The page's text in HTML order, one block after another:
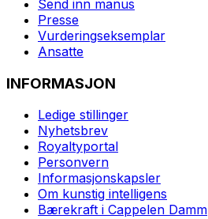
Send inn manus
Presse
Vurderingseksemplar
Ansatte
INFORMASJON
Ledige stillinger
Nyhetsbrev
Royaltyportal
Personvern
Informasjonskapsler
Om kunstig intelligens
Bærekraft i Cappelen Damm